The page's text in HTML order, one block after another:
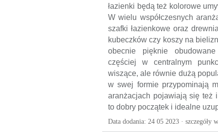
łazienki będą też kolorowe
W wielu współczesnych
szafki łazienkowe oraz
kubeczków czy koszy na
obecnie pięknie
częściej w centralnym
wiszące, ale równie dużą
w swej formie przypominają
aranżacjach pojawiają się też
to dobry początek i idealne
Data dodania: 24 05 2023 · szczegóły